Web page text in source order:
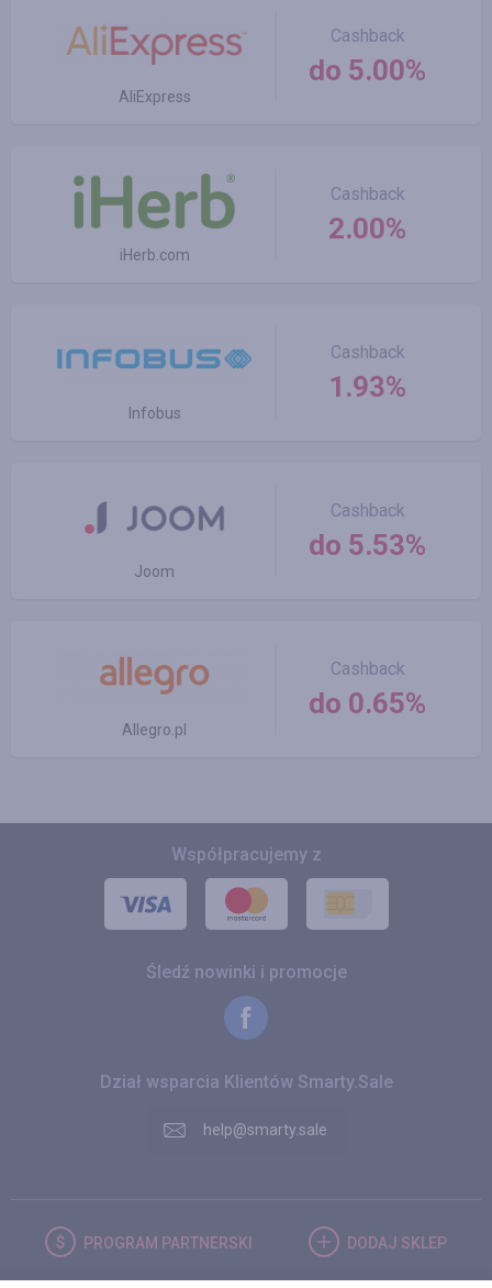
AliExpress
Cashback
do 5.00%
iHerb.com
Cashback
2.00%
Infobus
Cashback
1.93%
Joom
Cashback
do 5.53%
Allegro.pl
Cashback
do 0.65%
Współpracujemy z
Śledź nowinki i promocje
Dział wsparcia Klientów Smarty.Sale
help@smarty.sale
PROGRAM PARTNERSKI DODAJ SKLEP